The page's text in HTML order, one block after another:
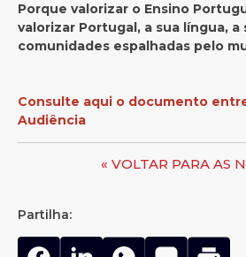
Porque valorizar o Ensino
valorizar Portugal, a sua língua, a
comunidades espalhadas pelo
Consulte aqui o documento
Audiência
« VOLTAR PARA AS
Partilha: